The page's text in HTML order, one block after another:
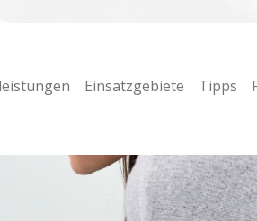
Einsatzgebiete Tipps